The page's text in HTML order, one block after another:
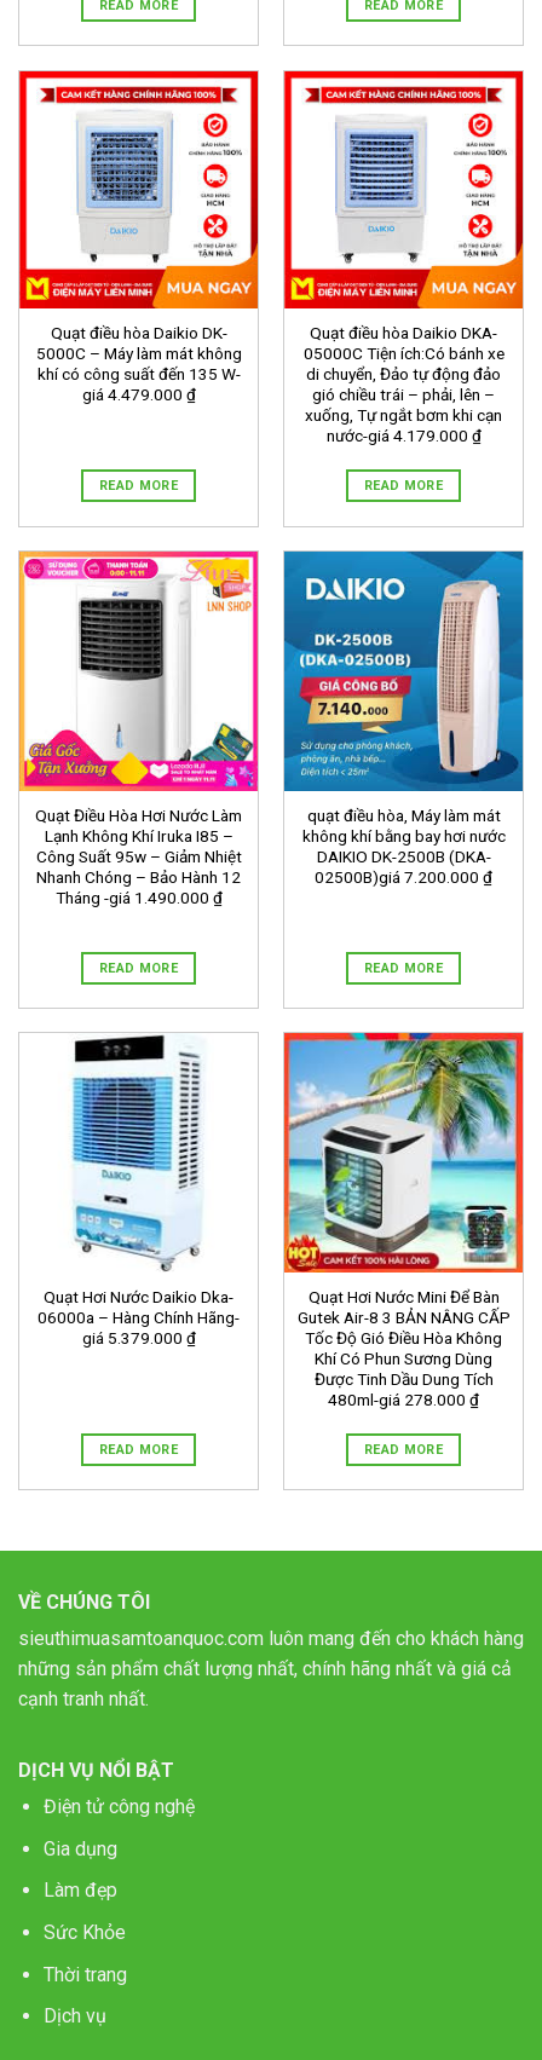
READ MORE READ MORE
Quạt điều hòa Daikio DK-
5000C – Máy làm mát không
khí có công suất đến 135 W-
giá 4.479.000 ₫
READ MORE
Quạt điều hòa Daikio DKA-
05000C Tiện ích:Có bánh xe
di chuyển, Đảo tự động đảo
gió chiều trái – phải, lên –
xuống, Tự ngắt bơm khi cạn
nước-giá 4.179.000 ₫
READ MORE
Quạt Điều Hòa Hơi Nước Làm
Lạnh Không Khí Iruka I85 –
Công Suất 95w – Giảm Nhiệt
Nhanh Chóng – Bảo Hành 12
Tháng -giá 1.490.000 ₫
READ MORE
quạt điều hòa, Máy làm mát
không khí bằng bay hơi nước
DAIKIO DK-2500B (DKA-
02500B)giá 7.200.000 ₫
READ MORE
Quạt Hơi Nước Daikio Dka-
06000a – Hàng Chính Hãng-
giá 5.379.000 ₫
READ MORE
Quạt Hơi Nước Mini Để Bàn
Gutek Air-8 3 BẢN NÂNG CẤP
Tốc Độ Gió Điều Hòa Không
Khí Có Phun Sương Dùng
Được Tinh Dầu Dung Tích
480ml-giá 278.000 ₫
READ MORE
VỀ CHÚNG TÔI
sieuthimuasamtoanquoc.com luôn mang đến cho khách hàng
những sản phẩm chất lượng nhất, chính hãng nhất và giá cả
cạnh tranh nhất.
DỊCH VỤ NỔI BẬT
Điện tử công nghệ
Gia dụng
Làm đẹp
Sức Khỏe
Thời trang
Dịch vụ